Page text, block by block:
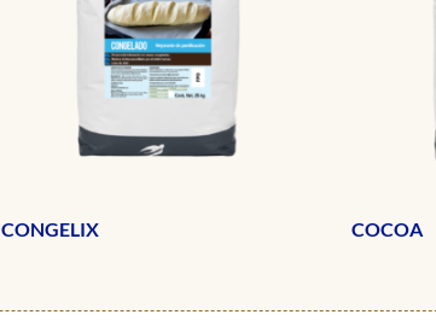
CONGELIX COCOA